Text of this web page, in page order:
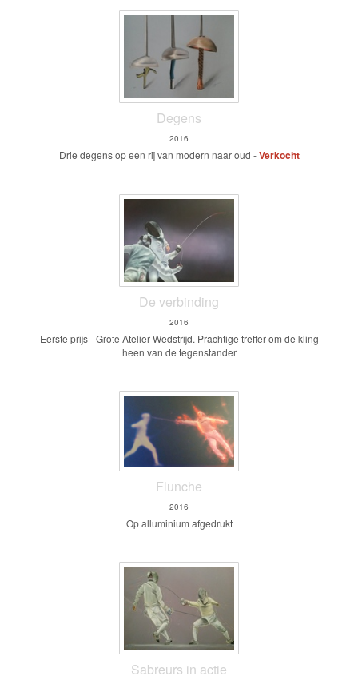
Degens
2016
Drie degens op een rij van modern naar oud -Verkocht
De verbinding
2016
Eerste prijs - Grote Atelier Wedstrijd. Prachtige treffer om de kling
heen van de tegenstander
Flunche
2016
Op alluminium afgedrukt
Sabreurs in actie